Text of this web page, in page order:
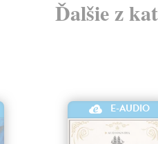
Ďalšie z
E-AUDIO